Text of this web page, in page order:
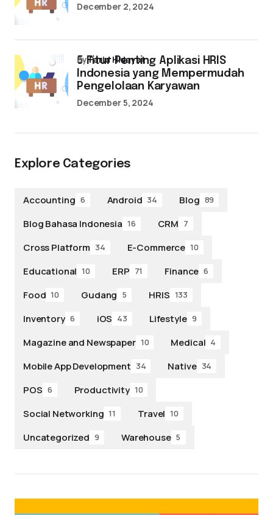
December 2, 2024
5 Fitur Penting Aplikasi HRIS
Indonesia yang Mempermudah
Pengelolaan Karyawan
byFarid Hidayat
December 5, 2024
Explore Categories
Accounting 6 Android 34 Blog 89
Blog Bahasa Indonesia 16 CRM 7
Cross Platform 34 E-Commerce 10
Educational 10 ERP 71 Finance 6
Food 10 Gudang 5 HRIS 133
Inventory 6 iOS 43 Lifestyle 9
Magazine and Newspaper 10 Medical 4
Mobile App Development 34 Native 34
POS 6 Productivity 10
Social Networking 11 Travel 10
Uncategorized 9 Warehouse 5